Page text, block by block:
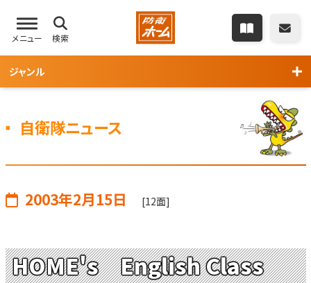
メニュー 検索
ジャンル
自衛隊ニュース
2003年2月15日 [12面]
HOME's English Class